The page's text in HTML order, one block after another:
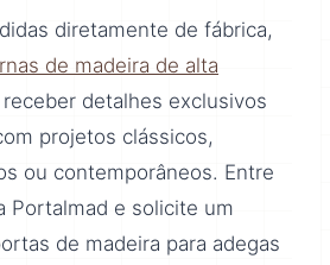
diretamente de fábrica,
de madeira de alta
detalhes exclusivos
projetos clássicos,
ou contemporâneos. Entre
Portalmad e solicite um
de madeira para adegas